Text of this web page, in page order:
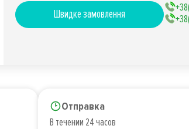
Швидке замовлення
Отправка
В течении 24 часов